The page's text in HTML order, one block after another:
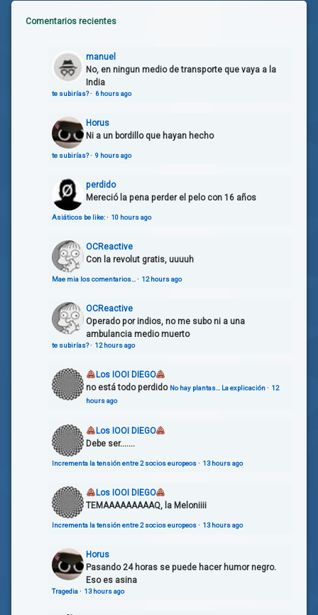
Comentarios recientes
manuel
No, en ningun medio de transporte que vaya a la
India
te subirías?· 6 hours ago
Horus
Ni a un bordillo que hayan hecho
te subirías?· 9 hours ago
perdido
Mereció la pena perder el pelo con 16 años
Asiáticos be like:· 10 hours ago
OCReactive
Con la revolut gratis, uuuuh
Mae mia los comentarios… · 12 hours ago
OCReactive
Operado por indios, no me subo ni a una
ambulancia medio muerto
te subirías?· 12 hours ago
Los IOOI DIEGO
no está todo perdido No hay plantas… La explicación· 12
hours ago
Los IOOI DIEGO
Debe ser.......
Incrementa la tensión entre 2 socios europeos· 13 hours ago
Los IOOI DIEGO
TEMAAAAAAAAAQ, la Meloniiii
Incrementa la tensión entre 2 socios europeos· 13 hours ago
Horus
Pasando 24 horas se puede hacer humor negro.
Eso es asina
Tragedia· 13 hours ago